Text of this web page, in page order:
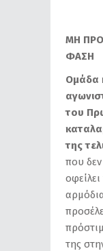
ΜΗ
ΦΑΣΗ
Ομάδα
του
της
που δεν
της